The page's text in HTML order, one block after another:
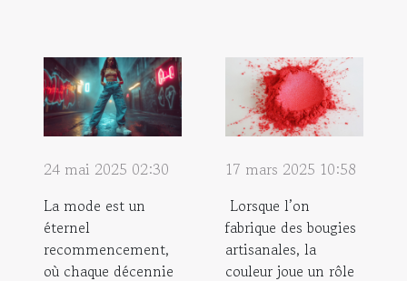
24 mai 2025 02:30
La mode est un
éternel
recommencement,
où chaque décennie
17 mars 2025 10:58
Lorsque l’on
fabrique des bougies
artisanales, la
couleur joue un rôle